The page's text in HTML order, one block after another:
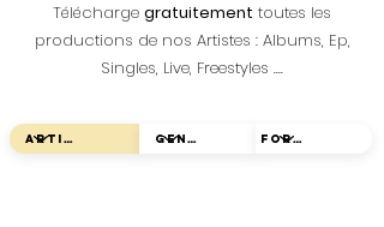
Télécharge gratuitement toutes les
productions de nos Artistes : Albums, Ep,
Singles, Live, Freestyles ....